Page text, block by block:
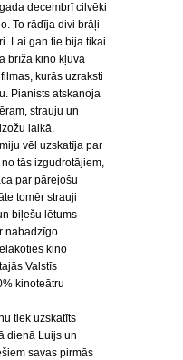
decembrī cilvēki
To rādīja divi brāļi-
Lai gan tie bija tikai
brīža kino kļuva
kurās uzraksti
Pianists atskaņoja
strauju un
laikā.
vēl uzskatīja par
tās izgudrotājiem,
par pārejošu
tomēr strauji
biļešu lētums
nabadzīgo
kino
Valstīs
kinoteātru
tiek uzskatīts
dienā Luijs un
savas pirmās